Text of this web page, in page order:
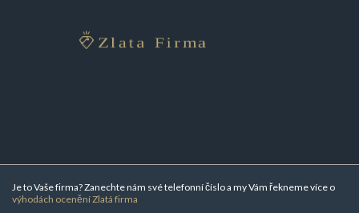
Je to Vaše firma? Zanechte nám své telefonní číslo a my Vám řekneme více o
výhodách ocenění Zlatá firma